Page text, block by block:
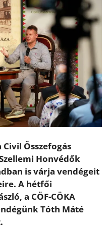
Civil Összefogás
Honvédők
is várja vendégeit
A hétfői
a CÖF-CÖKA
Tóth Máté